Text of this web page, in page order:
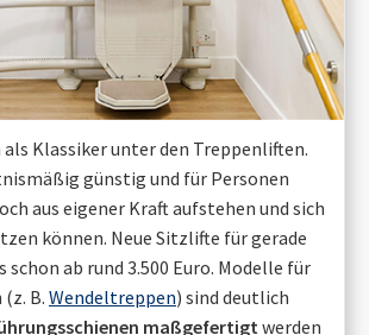
Klassiker unter den Treppenliften.
günstig und für Personen
aus eigener Kraft aufstehen und sich
können. Neue Sitzlifte für gerade
schon ab rund 3.500 Euro. Modelle für
B. Wendeltreppen) sind deutlich
maßgefertigt werden